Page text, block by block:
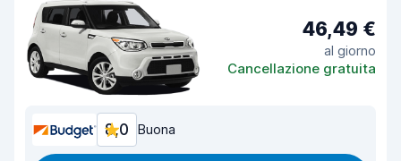
46,49 €
al giorno
Cancellazione gratuita
8,0 Buona